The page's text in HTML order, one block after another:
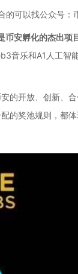
的可以找公众号：
币安孵化的杰出项
乐和A1人工智
的开放、创新、
的奖池规则，都